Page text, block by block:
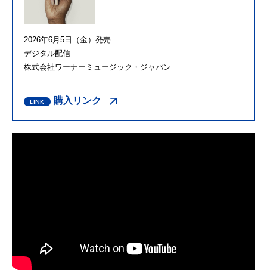
2026年6月5日（金）発売
デジタル配信
株式会社ワーナーミュージック・ジャパン
購入リンク